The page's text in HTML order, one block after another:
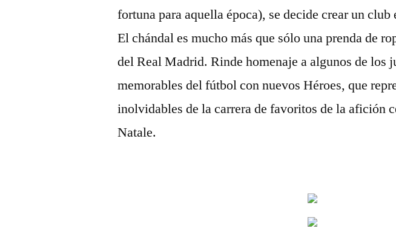
fortuna para aquella época), se decide crear un club
El chándal es mucho más que sólo una prenda de
del Real Madrid. Rinde homenaje a algunos de los
memorables del fútbol con nuevos Héroes, que
inolvidables de la carrera de favoritos de la afición
Natale.